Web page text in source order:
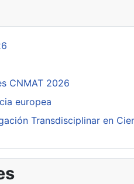
CNMAT 2026
europea
Transdisciplinar en